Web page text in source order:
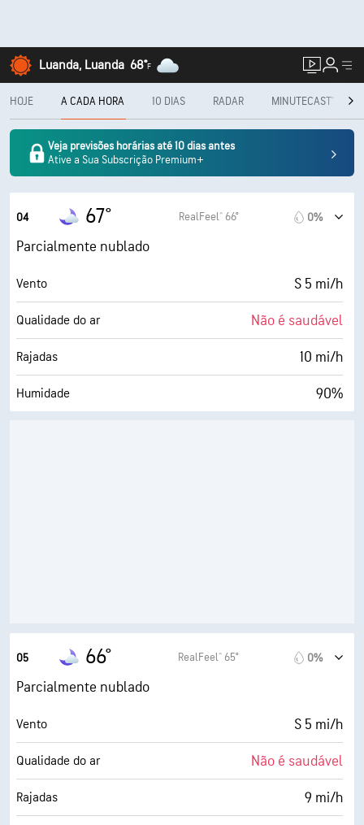
Luanda, Luanda 68°F
HOJE A CADA HORA 10 DIAS RADAR MINUTECAST®
Veja previsões horárias até 10 dias antes
Ative a Sua Subscrição Premium+
04 67° RealFeel® 66° 0%
Parcialmente nublado
Vento S 5 mi/h
Qualidade do ar Não é saudável
Rajadas 10 mi/h
Humidade 90%
05 66° RealFeel® 65° 0%
Parcialmente nublado
Vento S 5 mi/h
Qualidade do ar Não é saudável
Rajadas 9 mi/h